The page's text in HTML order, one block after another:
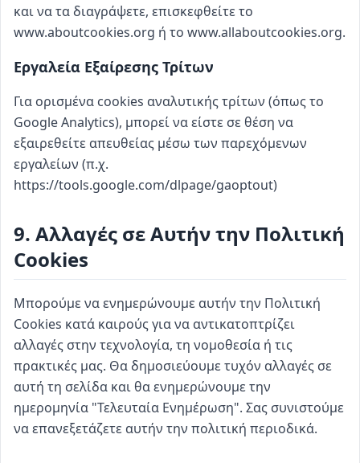
και να τα διαγράψετε, επισκεφθείτε το
www.aboutcookies.org ή το www.allaboutcookies.org.
Εργαλεία Εξαίρεσης Τρίτων
Για ορισμένα cookies αναλυτικής τρίτων (όπως το
Google Analytics), μπορεί να είστε σε θέση να
εξαιρεθείτε απευθείας μέσω των παρεχόμενων
εργαλείων (π.χ.
https://tools.google.com/dlpage/gaoptout)
9. Αλλαγές σε Αυτήν την Πολιτική
Cookies
Μπορούμε να ενημερώνουμε αυτήν την Πολιτική
Cookies κατά καιρούς για να αντικατοπτρίζει
αλλαγές στην τεχνολογία, τη νομοθεσία ή τις
πρακτικές μας. Θα δημοσιεύουμε τυχόν αλλαγές σε
αυτή τη σελίδα και θα ενημερώνουμε την
ημερομηνία "Τελευταία Ενημέρωση". Σας συνιστούμε
να επανεξετάζετε αυτήν την πολιτική περιοδικά.